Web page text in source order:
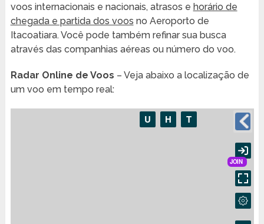
voos internacionais e nacionais, atrasos e horário de
chegada e partida dos voos no Aeroporto de
Itacoatiara. Você pode também refinar sua busca
através das companhias aéreas ou número do voo.
Radar Online de Voos – Veja abaixo a localização de
um voo em tempo real: